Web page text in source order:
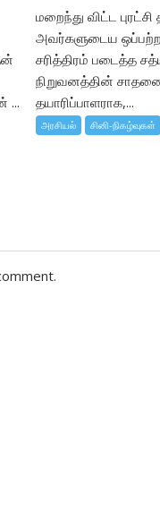
...
மறைந்து விட்ட
அவர்களுடைய ஒப்பற்ற
சரித்திரம் படைத்த
நிறுவனத்தின்
தயாரிப்பாளராக,...
அரசியல் சினி-நிகழ்வுகள்